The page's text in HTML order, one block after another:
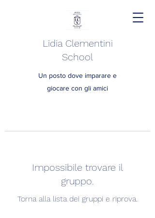
Lidia Clementini
School
Un posto dove imparare e
giocare con gli amici
Impossibile trovare il
gruppo.
Torna alla lista dei gruppi e riprova.